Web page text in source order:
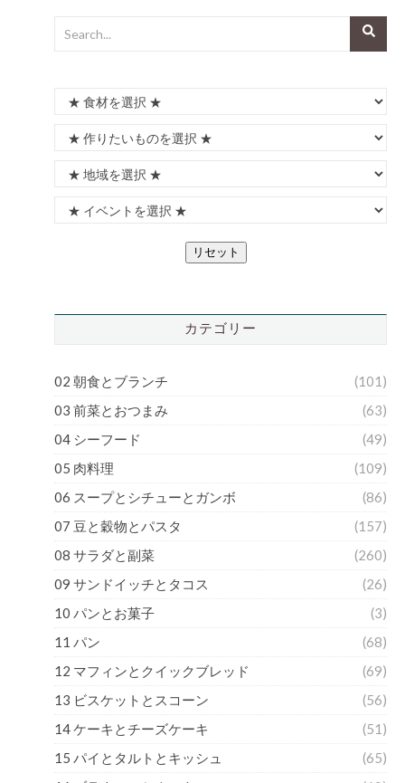
リセット
カテゴリー
02 朝食とブランチ
(101)
03 前菜とおつまみ
(63)
04 シーフード
(49)
05 肉料理
(109)
06 スープとシチューとガンボ
(86)
07 豆と穀物とパスタ
(157)
08 サラダと副菜
(260)
09 サンドイッチとタコス
(26)
10 パンとお菓子
(3)
11 パン
(68)
12 マフィンとクイックブレッド
(69)
13 ビスケットとスコーン
(56)
14 ケーキとチーズケーキ
(51)
15 パイとタルトとキッシュ
(65)